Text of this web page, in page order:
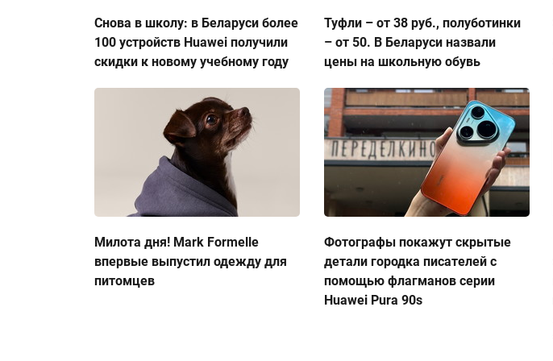
Снова в школу: в Беларуси более
100 устройств Huawei получили
скидки к новому учебному году
Туфли – от 38 руб., полуботинки
– от 50. В Беларуси назвали
цены на школьную обувь
Милота дня! Mark Formelle
впервые выпустил одежду для
питомцев
Фотографы покажут скрытые
детали городка писателей с
помощью флагманов серии
Huawei Pura 90s